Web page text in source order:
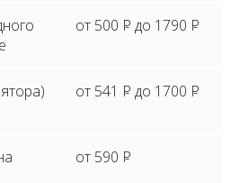
от 500 P до 1790 P
от 541 P до 1700 P
от 590 P